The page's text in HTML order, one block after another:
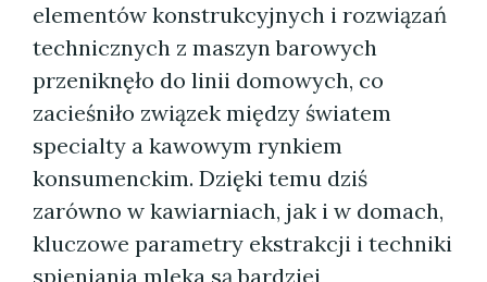
elementów konstrukcyjnych i rozwiązań
technicznych z maszyn barowych
przeniknęło do linii domowych, co
zacieśniło związek między światem
specialty a kawowym rynkiem
konsumenckim. Dzięki temu dziś
zarówno w kawiarniach, jak i w domach,
kluczowe parametry ekstrakcji i techniki
spieniania mleka są bardziej